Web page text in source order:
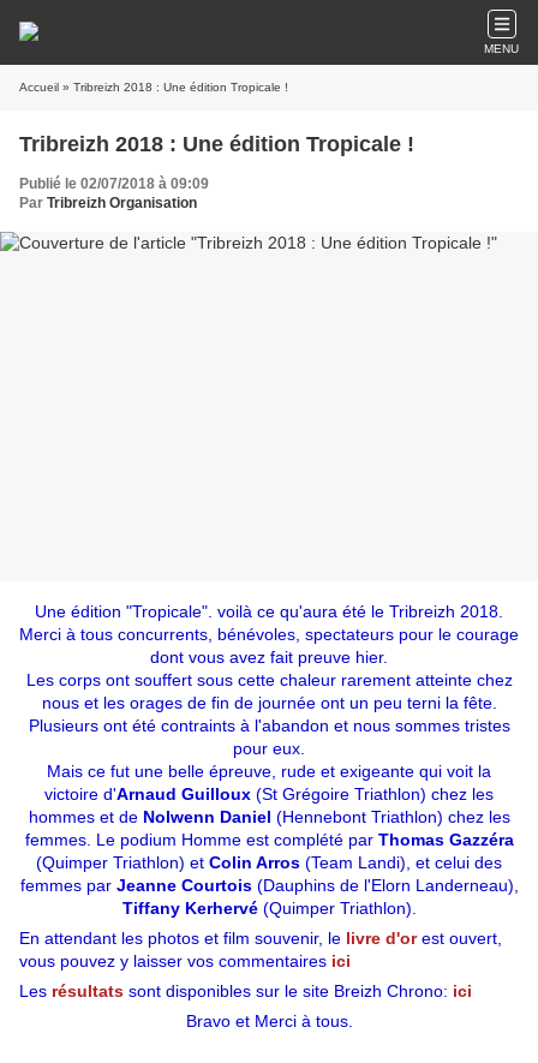
MENU
Accueil » Tribreizh 2018 : Une édition Tropicale !
Tribreizh 2018 : Une édition Tropicale !
Publié le 02/07/2018 à 09:09
Par Tribreizh Organisation
Une édition "Tropicale". voilà ce qu'aura été le Tribreizh 2018.
Merci à tous concurrents, bénévoles, spectateurs pour le courage
dont vous avez fait preuve hier.
Les corps ont souffert sous cette chaleur rarement atteinte chez
nous et les orages de fin de journée ont un peu terni la fête.
Plusieurs ont été contraints à l'abandon et nous sommes tristes
pour eux.
Mais ce fut une belle épreuve, rude et exigeante qui voit la
victoire d'Arnaud Guilloux (St Grégoire Triathlon) chez les
hommes et de Nolwenn Daniel (Hennebont Triathlon) chez les
femmes. Le podium Homme est complété par Thomas Gazzéra
(Quimper Triathlon) et Colin Arros (Team Landi), et celui des
femmes par Jeanne Courtois(Dauphins de l'Elorn Landerneau),
Tiffany Kerhervé(Quimper Triathlon).
En attendant les photos et film souvenir, le livre d'orest ouvert,
vous pouvez y laisser vos commentaires ici
Les résultats sont disponibles sur le site Breizh Chrono: ici
Bravo et Merci à tous.